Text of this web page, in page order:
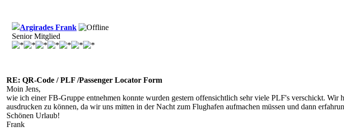
Argirades Frank
Senior Mitglied
RE: QR-Code / PLF /Passenger Locator Form
Moin Jens,
wie ich einer FB-Gruppe entnehmen konnte wurden gestern offensichtlich sehr viele PLF's verschickt. Wir
ausdrucken zu können, da wir uns mitten in der Nacht zum Flughafen aufmachen müssen und dann
Schönen Urlaub!
Frank